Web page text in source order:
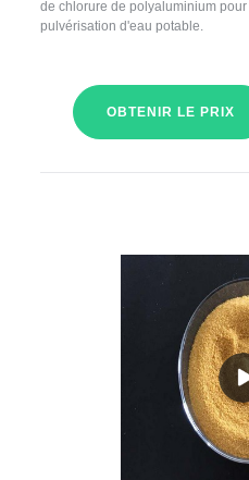
de chlorure de polyaluminium
pulvérisation d'eau potable.
OBTENIR LE PRIX